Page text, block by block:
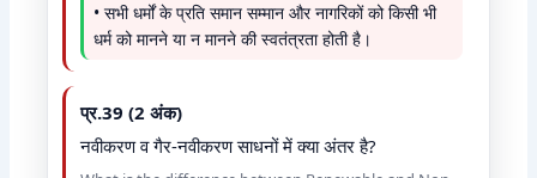
• सभी धर्मों के प्रति समान सम्मान और नागरिकों को किसी भी
धर्म को मानने या न मानने की स्वतंत्रता होती है।
प्र.39 (2 अंक)
नवीकरण व गैर-नवीकरण साधनों में क्या अंतर है?